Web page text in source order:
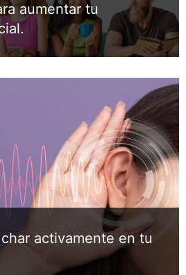
aumentar tu
activamente en tu